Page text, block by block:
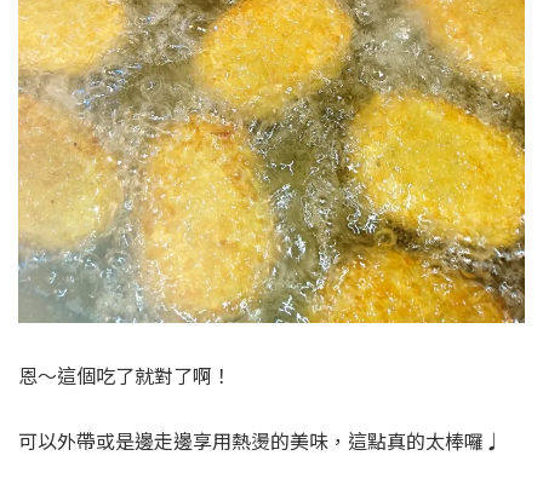
恩～這個吃了就對了啊！
可以外帶或是邊走邊享用熱燙的美味，這點真的太棒囉♩